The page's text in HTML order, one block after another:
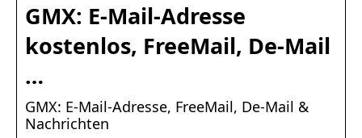
GMX: E-Mail-Adresse
kostenlos, FreeMail, De-Mail
…
GMX: E-Mail-Adresse, FreeMail, De-Mail &
Nachrichten